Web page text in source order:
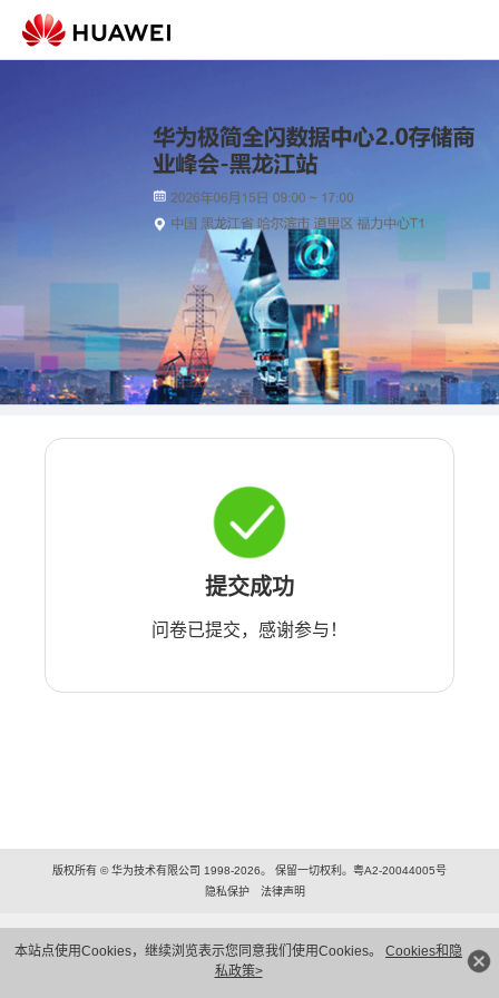
本站点使用Cookies，继续浏览表示您同意我们使用Cookies。 Cookies和隐
私政策>
提交成功
问卷已提交，感谢参与！
版权所有 © 华为技术有限公司 1998-2026。 保留一切权利。粤A2-20044005号
隐私保护
法律声明